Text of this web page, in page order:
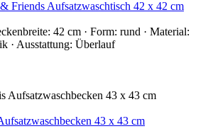
Friends Aufsatzwaschtisch 42 x 42 cm
42 cm · Form: rund · Material:
· Ausstattung: Überlauf
43 x 43 cm